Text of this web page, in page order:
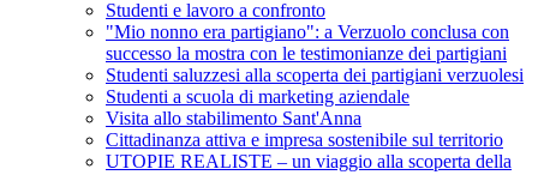
Studenti e lavoro a confronto
"Mio nonno era partigiano": a Verzuolo conclusa con
successo la mostra con le testimonianze dei partigiani
Studenti saluzzesi alla scoperta dei partigiani verzuolesi
Studenti a scuola di marketing aziendale
Visita allo stabilimento Sant'Anna
Cittadinanza attiva e impresa sostenibile sul territorio
UTOPIE REALISTE – un viaggio alla scoperta della